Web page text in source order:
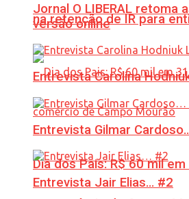
na retenção de IR para
Dia dos Pais: R$ 60 mil
Jornal O LIBERAL retoma
versão online
Entrevista Carolina
Entrevista Gilmar
Entrevista Jair Elias… #2